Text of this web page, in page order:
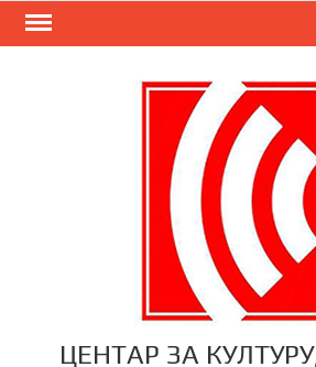
Skip
ЦЕНТАР ЗА